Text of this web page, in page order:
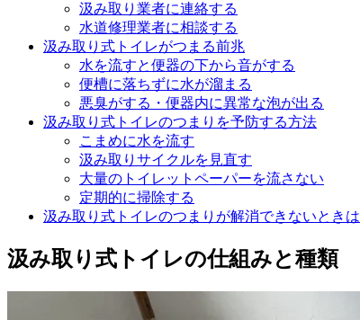
汲み取り業者に連絡する
水道修理業者に相談する
汲み取り式トイレがつまる前兆
水を流すと便器の下から音がする
便槽に落ちずに水が溜まる
悪臭がする・便器内に異常な泡が出る
汲み取り式トイレのつまりを予防する方法
こまめに水を流す
汲み取りサイクルを見直す
大量のトイレットペーパーを流さない
定期的に掃除する
汲み取り式トイレのつまりが解消できないときは
汲み取り式トイレの仕組みと種類